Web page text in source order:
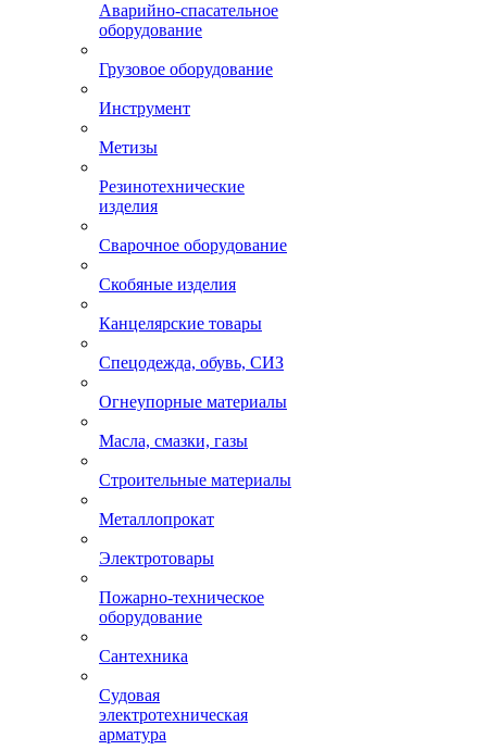
Аварийно-спасательное
оборудование
Грузовое оборудование
Инструмент
Метизы
Резинотехнические
изделия
Сварочное оборудование
Скобяные изделия
Канцелярские товары
Спецодежда, обувь, СИЗ
Огнеупорные материалы
Масла, смазки, газы
Строительные материалы
Металлопрокат
Электротовары
Пожарно-техническое
оборудование
Сантехника
Судовая
электротехническая
арматура